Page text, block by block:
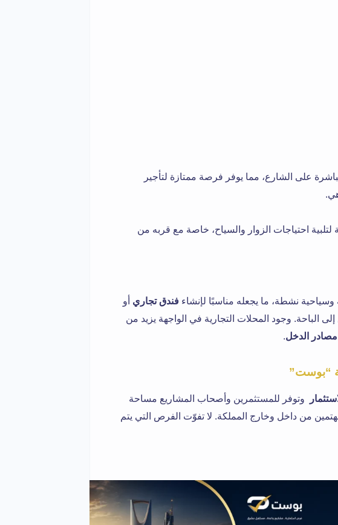
على الشارع، مما يوفر فرصة ممتازة لتأجير
احتياجات الزوار والسياح، خاصة مع قربه من
نشطة، ما يجعله مناسبًا لإنشاء فندق تجاري أو
إلى الباحة. وجود المحلات التجارية في الواجهة يزيد من
الدخل.
“بوست”
وتوفر للمستثمرين وأصحاب المشاريع مساحة
من داخل وخارج المملكة. لا تفوّت الفرص التي يتم